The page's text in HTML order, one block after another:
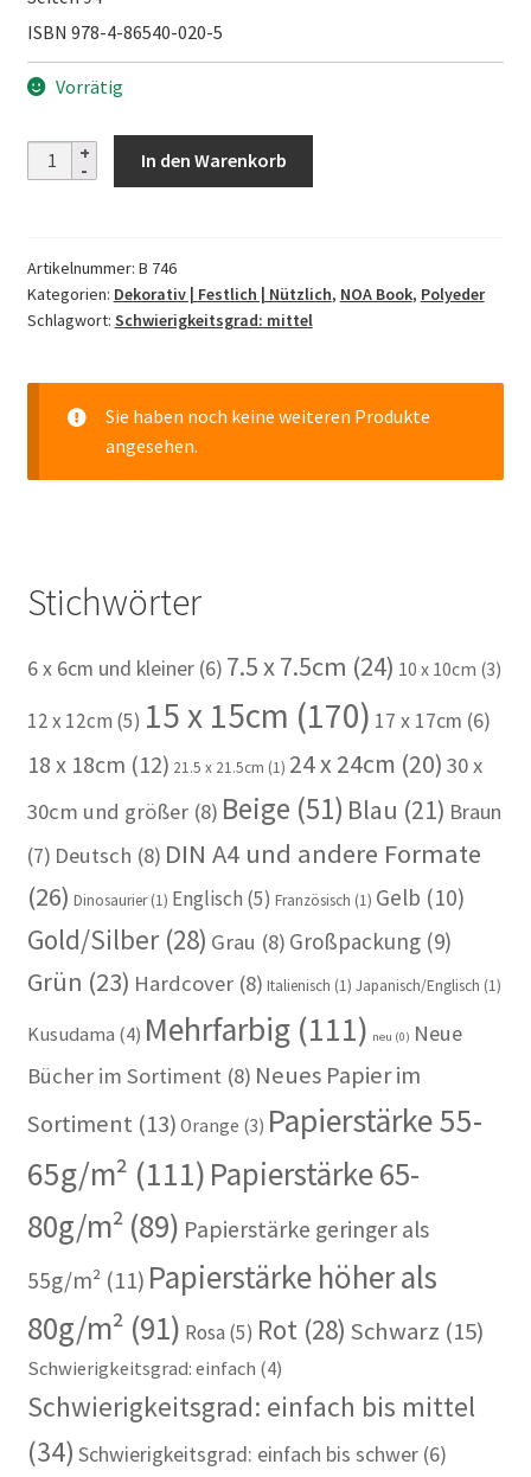
ISBN 978-4-86540-020-5
Vorrätig
Months
Origami
Menge
In den Warenkorb
Artikelnummer: B 746
Kategorien: Dekorativ | Festlich | Nützlich, NOA Book, Polyeder
Schlagwort: Schwierigkeitsgrad: mittel
Sie haben noch keine weiteren Produkte
angesehen.
Stichwörter
6 x 6cm und kleiner(6) 7.5 x 7.5cm (24) 10 x 10cm (3)
12 x 12cm (5) 15 x 15cm (170) 17 x 17cm (6)
18 x 18cm (12) 21.5 x 21.5cm (1) 24 x 24cm (20) 30 x
30cm und größer(8) Beige (51) Blau (21) Braun
(7) Deutsch (8) DIN A4 und andere Formate
(26) Dinosaurier(1) Englisch (5) Französisch (1) Gelb (10)
Gold/Silber(28) Grau (8) Großpackung(9)
Grün (23) Hardcover(8) Italienisch (1) Japanisch/Englisch (1)
Kusudama (4) Mehrfarbig(111) neu (0) Neue
Bücher im Sortiment (8) Neues Papier im
Sortiment(13) Orange (3) Papierstärke 55-
65g/m² (111) Papierstärke 65-
80g/m²(89) Papierstärke geringer als
55g/m²(11) Papierstärke höher als
80g/m² (91) Rosa (5) Rot(28) Schwarz (15)
Schwierigkeitsgrad: einfach (4)
Schwierigkeitsgrad: einfach bis mittel
(34) Schwierigkeitsgrad: einfach bis schwer(6)